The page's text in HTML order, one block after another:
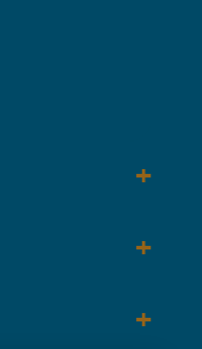
+
+
+